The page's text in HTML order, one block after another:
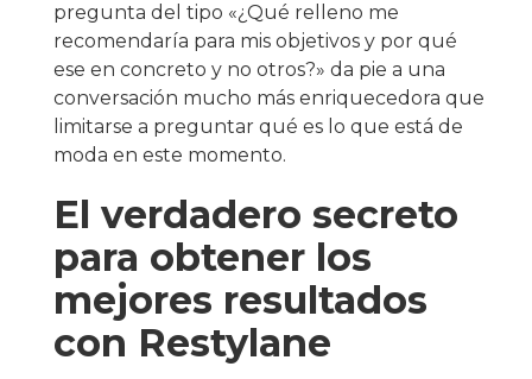
pregunta del tipo «¿Qué relleno me
recomendaría para mis objetivos y por qué
ese en concreto y no otros?» da pie a una
conversación mucho más enriquecedora que
limitarse a preguntar qué es lo que está de
moda en este momento.
El verdadero secreto
para obtener los
mejores resultados
con Restylane